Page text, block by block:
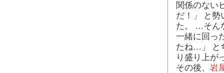
関係のない
だ！」 と勢
た。 …そん
一緒に回っ
たね…」 と
り盛り上が
その後、 岩